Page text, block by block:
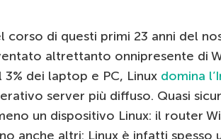
corso di questi primi 23 anni del
altrettanto onnipresente di
3% dei laptop e PC, Linux domina
server più diffuso. Quasi
un dispositivo Linux: il router
anche altri: Linux è infatti